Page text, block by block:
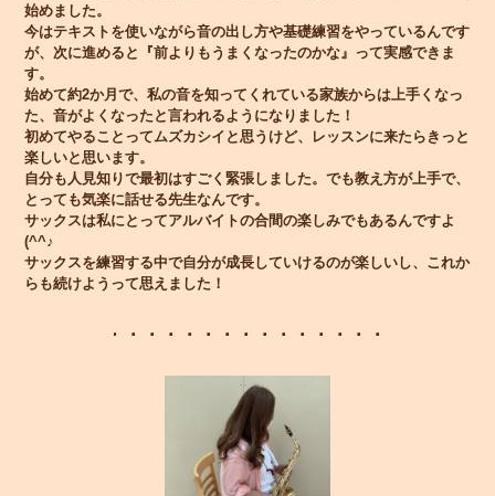
始めました。
今はテキストを使いながら音の出し方や基礎練習をやっているんです
が、次に進めると『前よりもうまくなったのかな』って実感できま
す。
始めて約2か月で、私の音を知ってくれている家族からは上手くなっ
た、音がよくなったと言われるようになりました！
初めてやることってムズカシイと思うけど、レッスンに来たらきっと
楽しいと思います。
自分も人見知りで最初はすごく緊張しました。でも教え方が上手で、
とっても気楽に話せる先生なんです。
サックスは私にとってアルバイトの合間の楽しみでもあるんですよ
(^^♪
サックスを練習する中で自分が成長していけるのが楽しいし、これか
らも続けようって思えました！